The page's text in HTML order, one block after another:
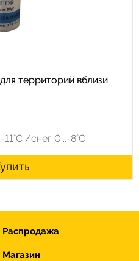
территорий вблизи
/снег 0...-8°C
Распродажа
Магазин